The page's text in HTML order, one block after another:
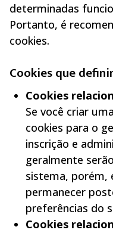
determinadas
Portanto, é
cookies.
Cookies que
Cookies
Se você criar
cookies para o
inscrição e
geralmente
sistema, porém,
permanecer
preferências do
Cookies